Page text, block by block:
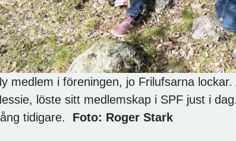
medlem i föreningen, jo Frilufsarna
löste sitt medlemskap i SPF just i
tidigare. Foto: Roger Stark